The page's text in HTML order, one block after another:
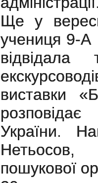
Ще у
учениця 9-
виставки
України.
Нетьосов,
пошукової